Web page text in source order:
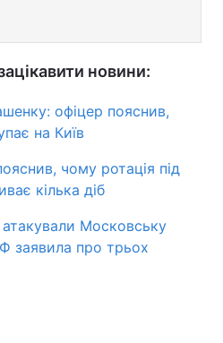
новини:
офіцер пояснив,
на Київ
чому ротація під
кілька діб
Московську
заявила про трьох